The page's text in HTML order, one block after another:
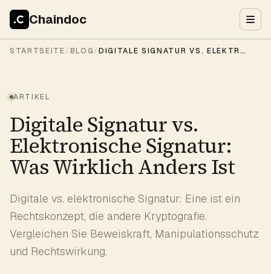
Chaindoc
STARTSEITE/BLOG/ DIGITALE SIGNATUR VS. ELEKTRONISCHE SIGNATUR: WAS WIRKLICH ANDERS IST
ARTIKEL
Digitale Signatur vs.
Elektronische Signatur:
Was Wirklich Anders Ist
Digitale vs. elektronische Signatur: Eine ist ein
Rechtskonzept, die andere Kryptografie.
Vergleichen Sie Beweiskraft, Manipulationsschutz
und Rechtswirkung.